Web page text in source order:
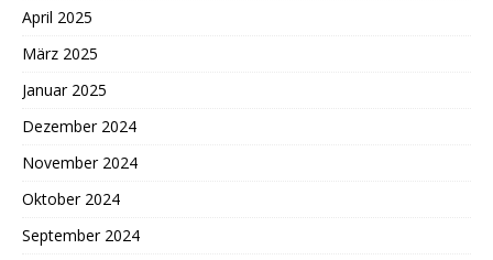
April 2025
März 2025
Januar 2025
Dezember 2024
November 2024
Oktober 2024
September 2024